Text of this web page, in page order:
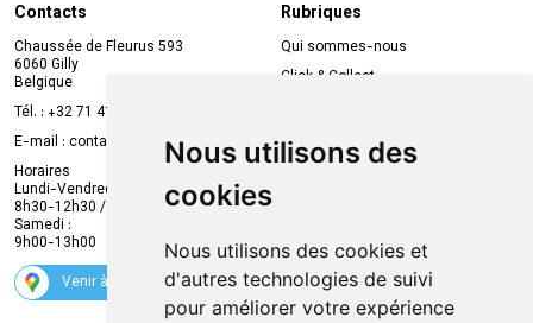
Nous utilisons des
cookies
Nous utilisons des cookies et
d'autres technologies de suivi
pour améliorer votre expérience
Contacts
Chaussée de Fleurus 593
6060 Gilly
Belgique
Tél. : +32 71 41 32 10
E-mail : contact
mvapharma.be
Horaires
Lundi-Vendredi :
8h30-12h30 / 13h30-18h30
Samedi :
9h00-13h00
Venir à la pharmacie
Rubriques
Qui sommes-nous
Click & Collect
Compte professionnel
Envoi d’ordonnance
Suivez-nous